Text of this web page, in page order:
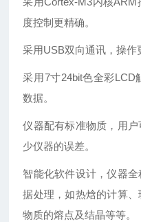
度控制更精确。
采用USB双向通讯，操作
采用7寸24bit色全彩
数据。
仪器配有标准物质，用
少仪器的误差。
智能化软件设计，仪器
据处理，如热焓的计算、
物质的熔点及结晶等等。